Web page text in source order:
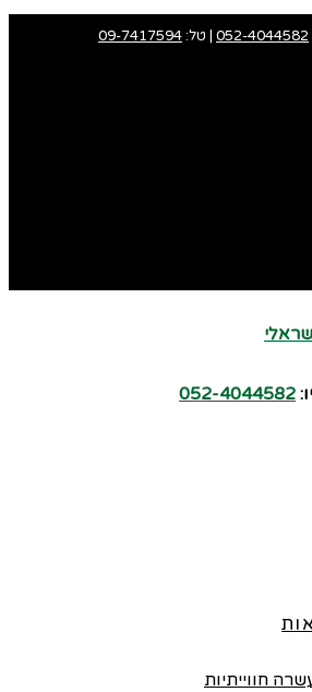
052-4044582 | טל:09-7417594
052-4044582
חווייתיות